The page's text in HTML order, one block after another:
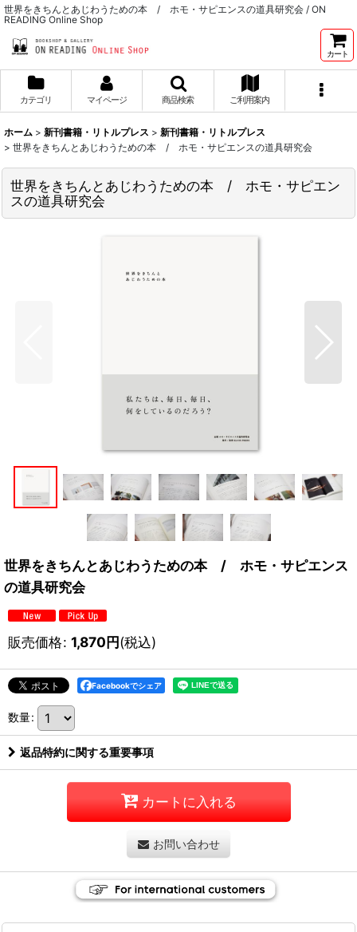
世界をきちんとあじわうための本 / ホモ・サピエンスの道具研究会 / ON
READING Online Shop
カート
カテゴリ マイページ 商品検索 ご利用案内
ホーム > 新刊書籍・リトルプレス > 新刊書籍・リトルプレス
> 世界をきちんとあじわうための本 / ホモ・サピエンスの道具研究会
世界をきちんとあじわうための本 / ホモ・サピエン
スの道具研究会
世界をきちんとあじわうための本 / ホモ・サピエンス
の道具研究会
販売価格: 1,870円(税込)
Facebookでシェア
数量:
返品特約に関する重要事項
カートに入れる
お問い合わせ